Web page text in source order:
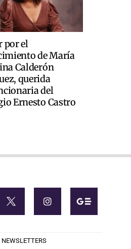
por el
de María
Calderón
querida
del
Ernesto Castro
NEWSLETTERS